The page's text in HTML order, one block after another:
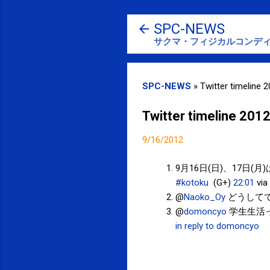
SPC-NEWS
サクマ・フィジカルコンデ
SPC-NEWS » Twitter timeline
Twitter timeline
9/16/2012
9月16日(日)、17日(月)
#kotoku (G+) 22:01 via
@Naoko_Oy どうして
@domoncyo 学生生活
in reply to domoncyo